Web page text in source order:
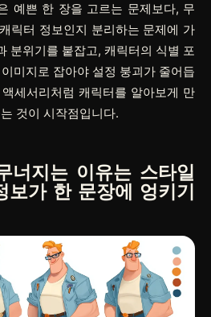
예쁜 한 장을 고르는 문제보다, 무
릭터 정보인지 분리하는 문제에 가
분위기를 붙잡고, 캐릭터의 식별 포
미지로 잡아야 설정 붕괴가 줄어듭
세서리처럼 캐릭터를 알아보게 만
것이 시작점입니다.
너지는 이유는 스타일
보가 한 문장에 엉키기